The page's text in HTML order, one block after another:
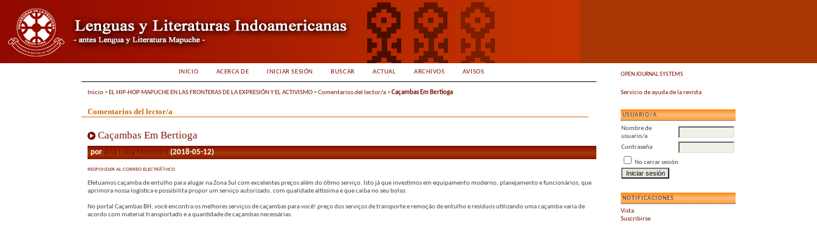
OPEN JOURNAL SYSTEMS
Servicio de ayuda de la revista
USUARIO/A
Nombre de
usuario/a
Contraseña
No cerrar sesión
NOTIFICACIONES
Vista
Suscribirse
INICIO ACERCA DE INICIAR SESIÓN BUSCAR ACTUAL ARCHIVOS AVISOS
Inicio > EL HIP-HOP MAPUCHE EN LAS FRONTERAS DE LA EXPRESIÓN Y EL ACTIVISMO >Comentarios del lector/a >Caçambas Em Bertioga
Comentarios del lector/a
Caçambas Em Bertioga
porAna Luiza Monteiro(2018-05-12)
RESPONDER AL CORREO ELECTRÃ³NICO
Efetuamos caçamba de entulho para alugar na Zona Sul com excelentes preços além do ótimo serviço. Isto já que investimos em equipamento moderno, planejamento e funcionários, que
aprimora nossa logística e possibilita propor um serviço autorizado, com qualidade altíssima e que caiba no seu bolso.
No portal Caçambas BH, você encontra os melhores serviços de caçambas para você! preço dos serviços de transporte e remoção de entulho e resíduos utilizando uma caçamba varia de
acordo com material transportado e a quantidade de caçambas necessárias.